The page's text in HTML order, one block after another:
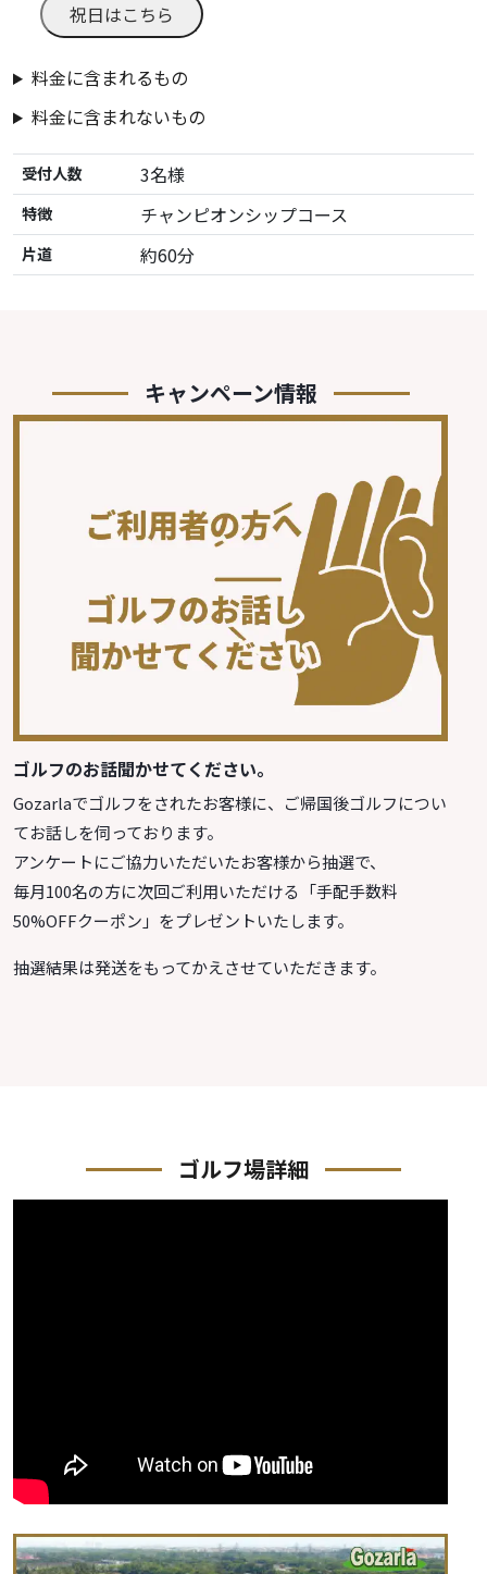
祝日はこちら
料金に含まれるもの
料金に含まれないもの
受付人数 3名様
特徴 チャンピオンシップコース
片道 約60分
キャンペーン情報
ゴルフのお話聞かせてください。
Gozarlaでゴルフをされたお客様に、ご帰国後ゴルフについ
てお話しを伺っております。
アンケートにご協力いただいたお客様から抽選で、
毎月100名の方に次回ご利用いただける「手配手数料
50%OFFクーポン」をプレゼントいたします。
抽選結果は発送をもってかえさせていただきます。
ゴルフ場詳細